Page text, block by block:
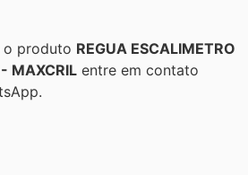
o produto REGUA ESCALIMETRO
MAXCRIL entre em contato